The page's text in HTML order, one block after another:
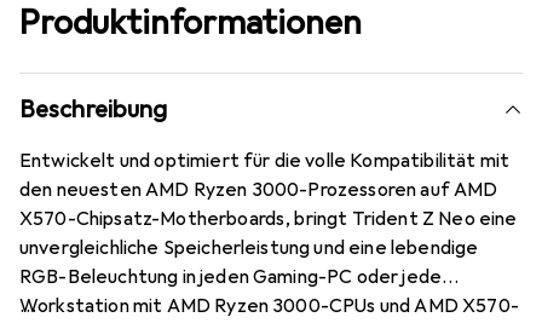
Produktinformationen
Beschreibung
Entwickelt und optimiert für die volle Kompatibilität mit
den neuesten AMD Ryzen 3000-Prozessoren auf AMD
X570-Chipsatz-Motherboards, bringt Trident Z Neo eine
unvergleichliche Speicherleistung und eine lebendige
RGB-Beleuchtung in jeden Gaming-PC oder jede
Workstation mit AMD Ryzen 3000-CPUs und AMD X570-